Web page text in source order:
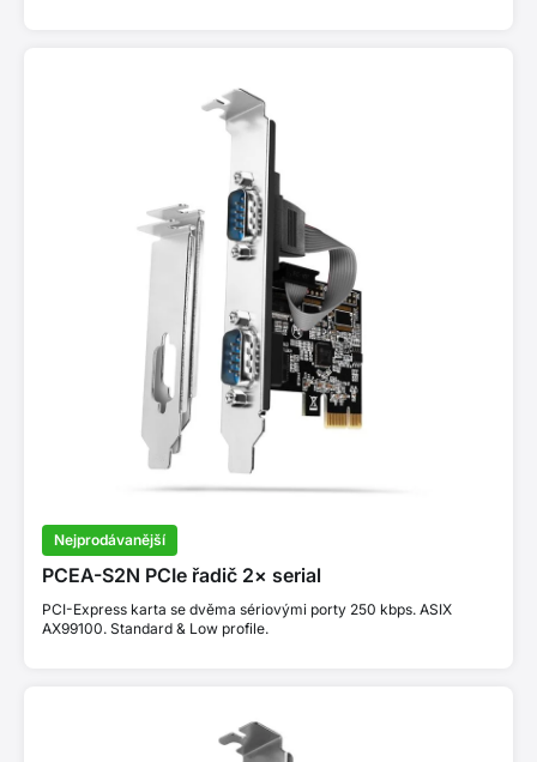
Nejprodávanější
PCEA-S2N PCIe řadič 2× serial
PCI-Express karta se dvěma sériovými porty 250 kbps. ASIX
AX99100. Standard & Low profile.